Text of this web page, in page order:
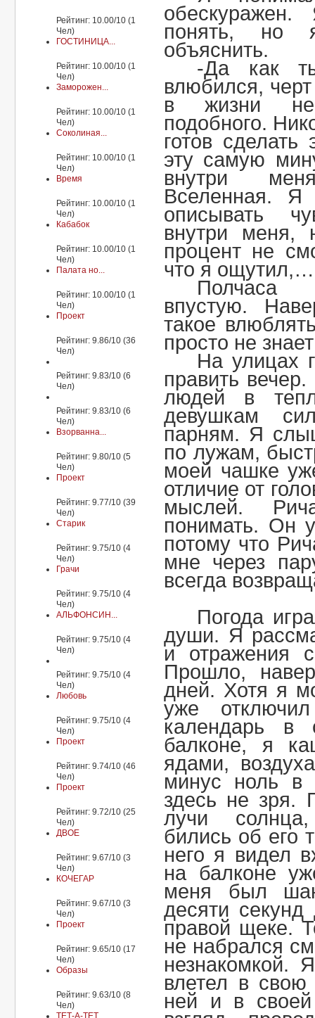
Рейтинг: 10.00/10 (1
Чел)
ГОСТИНИЦА...
Рейтинг: 10.00/10 (1
Чел)
Заморожен...
Рейтинг: 10.00/10 (1
Чел)
Соколиная...
Рейтинг: 10.00/10 (1
Чел)
Время
Рейтинг: 10.00/10 (1
Чел)
Кабабок
Рейтинг: 10.00/10 (1
Чел)
Палата но...
Рейтинг: 10.00/10 (1
Чел)
Проект
Рейтинг: 9.86/10 (36
Чел)
Рейтинг: 9.83/10 (6
Чел)
Рейтинг: 9.83/10 (6
Чел)
Взорванна...
Рейтинг: 9.80/10 (5
Чел)
Проект
Рейтинг: 9.77/10 (39
Чел)
Старик
Рейтинг: 9.75/10 (4
Чел)
Грачи
Рейтинг: 9.75/10 (4
Чел)
АЛЬФОНСИН...
Рейтинг: 9.75/10 (4
Чел)
Рейтинг: 9.75/10 (4
Чел)
Любовь
Рейтинг: 9.75/10 (4
Чел)
Проект
Рейтинг: 9.74/10 (46
Чел)
Проект
Рейтинг: 9.72/10 (25
Чел)
ДВОЕ
Рейтинг: 9.67/10 (3
Чел)
КОЧЕГАР
Рейтинг: 9.67/10 (3
Чел)
Проект
Рейтинг: 9.65/10 (17
Чел)
Образы
Рейтинг: 9.63/10 (8
Чел)
ТЕТ-А-ТЕТ
понять, но
объяснить.
-Да как
влюбился,
в жизни не
подобного.
готов
эту самую
внутри
Вселенная.
описывать
внутри
процент не
что я
Полчаса
впустую.
такое
просто не
На улицах
править
людей в
девушкам
парням. Я
по лужам,
моей чашке
отличие от
мыслей.
понимать. Он
потому что
мне через
всегда
Погода
души. Я
и отражения
Прошло,
дней. Хотя я
уже
календарь в
балконе, я
ядами,
минус ноль в
здесь не зря.
лучи
бились об его
него я видел
на балконе
меня был
десяти
правой щеке.
не набрался
незнакомкой.
влетел в свою
ней и в